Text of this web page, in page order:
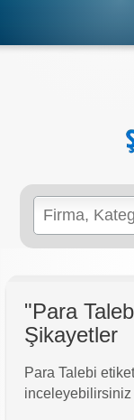
"Para
Şikayetler
Para Talebi
inceleyebilirsiniz